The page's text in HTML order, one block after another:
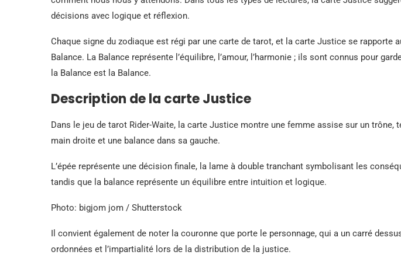
décisions avec logique et réflexion.
Chaque signe du zodiaque est régi par une carte de tarot, et la carte Justice se rapporte
Balance. La Balance représente l’équilibre, l’amour, l’harmonie ; ils sont connus pour
la Balance est la Balance.
Description de la carte Justice
Dans le jeu de tarot Rider-Waite, la carte Justice montre une femme assise sur un trône,
main droite et une balance dans sa gauche.
L’épée représente une décision finale, la lame à double tranchant symbolisant les
tandis que la balance représente un équilibre entre intuition et logique.
Photo: bigjom jom / Shutterstock
Il convient également de noter la couronne que porte le personnage, qui a un carré
ordonnées et l’impartialité lors de la distribution de la justice.